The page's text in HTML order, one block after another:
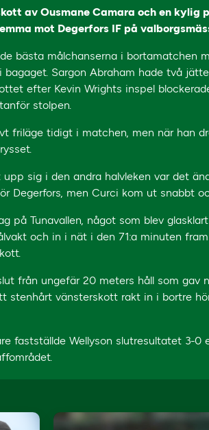
av Ousmane Camara och en kylig
mot Degerfors IF på
bästa målchanserna i bortamatchen
bagaget. Sargon Abraham hade två
efter Kevin Wrights inspel
stolpen.
friläge tidigt i matchen, men när han
sig i den andra halvleken var det
Degerfors, men Curci kom ut snabbt
på Tunavallen, något som blev
och in i nät i den 71:a minuten
från ungefär 20 meters håll som gav
stenhårt vänsterskott rakt in i bortre
fastställde Wellyson slutresultatet 3-